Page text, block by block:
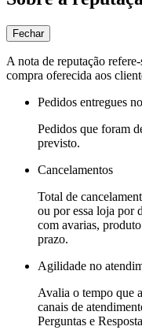
Fechar
A nota de reputação
compra oferecida aos
Pedidos entregues
Pedidos que foram
previsto.
Cancelamentos
Total de
ou por essa loja por
com avarias,
prazo.
Agilidade no
Avalia o tempo que
canais de
Perguntas e